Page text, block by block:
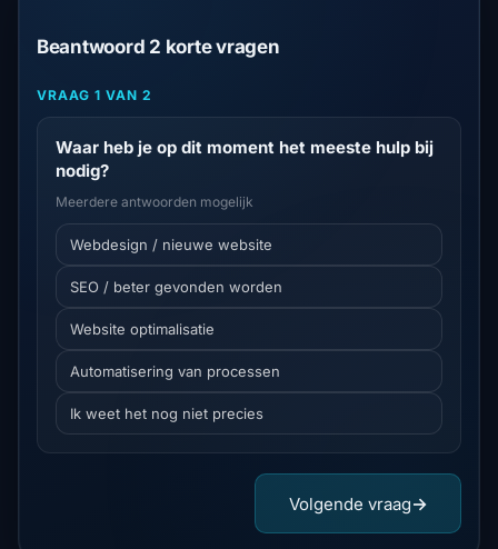
Beantwoord 2 korte vragen
VRAAG 1 VAN 2
Waar heb je op dit moment het meeste hulp bij
nodig?
Meerdere antwoorden mogelijk
Webdesign / nieuwe website
SEO / beter gevonden worden
Website optimalisatie
Automatisering van processen
Ik weet het nog niet precies
Volgende vraag→